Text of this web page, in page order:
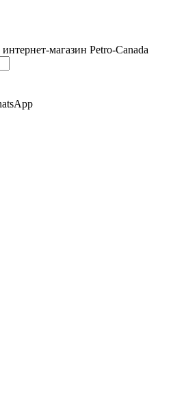
магазин Petro-Canada